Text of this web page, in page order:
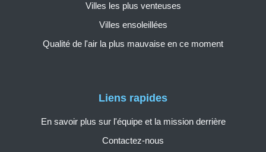
Liens rapides
En savoir plus sur l'équipe et la mission derrière
Contactez-nous
Villes les plus venteuses
Villes ensoleillées
Qualité de l'air la plus mauvaise en ce moment